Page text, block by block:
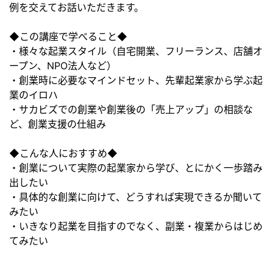
例を交えてお話いただきます。
◆この講座で学べること◆
・様々な起業スタイル（自宅開業、フリーランス、店舗オ
ープン、NPO法人など）
・創業時に必要なマインドセット、先輩起業家から学ぶ起
業のイロハ
・サカビズでの創業や創業後の「売上アップ」の相談な
ど、創業支援の仕組み
◆こんな人におすすめ◆
・創業について実際の起業家から学び、とにかく一歩踏み
出したい
・具体的な創業に向けて、どうすれば実現できるか聞いて
みたい
・いきなり起業を目指すのでなく、副業・複業からはじめ
てみたい